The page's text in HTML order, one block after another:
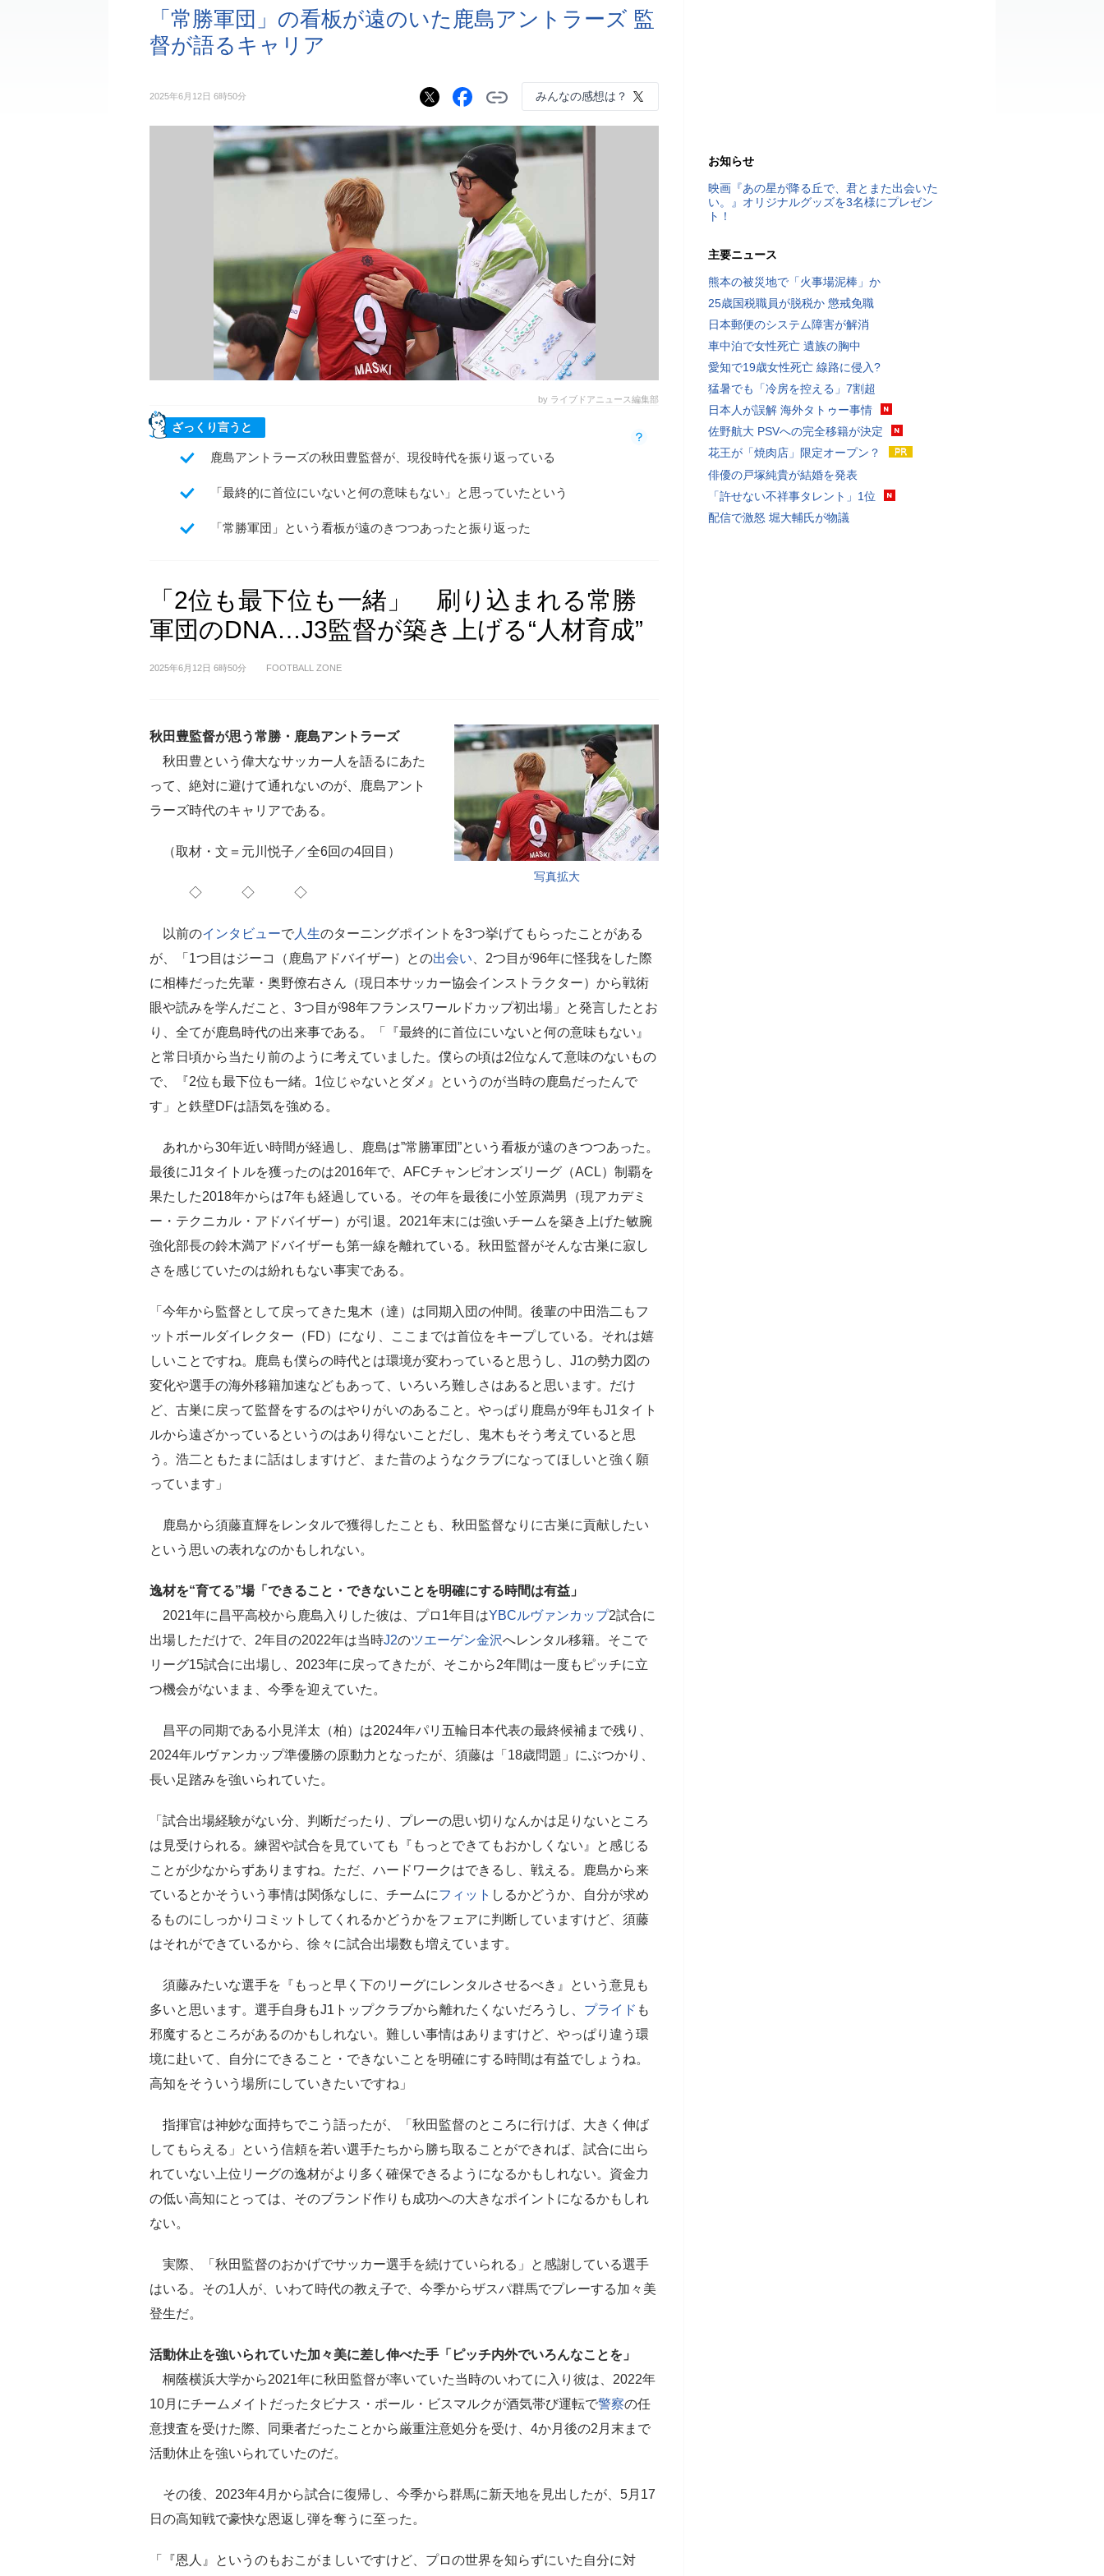
「常勝軍団」の看板が遠のいた鹿島アントラーズ 監
督が語るキャリア
2025年6月12日 6時50分 みんなの感想は？
by ライブドアニュース編集部
ざっくり言うと
鹿島アントラーズの秋田豊監督が、現役時代を振り返っている
「最終的に首位にいないと何の意味もない」と思っていたという
「常勝軍団」という看板が遠のきつつあったと振り返った
「2位も最下位も一緒」 刷り込まれる常勝
軍団のDNA…J3監督が築き上げる“人材育成”
2025年6月12日 6時50分 FOOTBALL ZONE
写真拡大
秋田豊監督が思う常勝・鹿島アントラーズ
秋田豊という偉大なサッカー人を語るにあた
って、絶対に避けて通れないのが、鹿島アント
ラーズ時代のキャリアである。
（取材・文＝元川悦子／全6回の4回目）
◇ ◇ ◇
以前のインタビューで人生のターニングポイントを3つ挙げてもらったことがある
が、「1つ目はジーコ（鹿島アドバイザー）との出会い 、2つ目が96年に怪我をした際
に相棒だった先輩・奥野僚右さん（現日本サッカー協会インストラクター）から戦術
眼や読みを学んだこと、3つ目が98年フランスワールドカップ初出場」と発言したとお
り、全てが鹿島時代の出来事である。「『最終的に首位にいないと何の意味もない』
と常日頃から当たり前のように考えていました。僕らの頃は2位なんて意味のないもの
で、『2位も最下位も一緒。1位じゃないとダメ』というのが当時の鹿島だったんで
す」と鉄壁DFは語気を強める。
あれから30年近い時間が経過し、鹿島は”常勝軍団”という看板が遠のきつつあった。
最後にJ1タイトルを獲ったのは2016年で、AFCチャンピオンズリーグ（ACL）制覇を
果たした2018年からは7年も経過している。その年を最後に小笠原満男（現アカデミ
ー・テクニカル・アドバイザー）が引退。2021年末には強いチームを築き上げた敏腕
強化部長の鈴木満アドバイザーも第一線を離れている。秋田監督がそんな古巣に寂し
さを感じていたのは紛れもない事実である。
「今年から監督として戻ってきた鬼木（達）は同期入団の仲間。後輩の中田浩二もフ
ットボールダイレクター（FD）になり、ここまでは首位をキープしている。それは嬉
しいことですね。鹿島も僕らの時代とは環境が変わっていると思うし、J1の勢力図の
変化や選手の海外移籍加速などもあって、いろいろ難しさはあると思います。だけ
ど、古巣に戻って監督をするのはやりがいのあること。やっぱり鹿島が9年もJ1タイト
ルから遠ざかっているというのはあり得ないことだし、鬼木もそう考えていると思
う。浩二ともたまに話はしますけど、また昔のようなクラブになってほしいと強く願
っています」
鹿島から須藤直輝をレンタルで獲得したことも、秋田監督なりに古巣に貢献したい
という思いの表れなのかもしれない。
逸材を“育てる”場「できること・できないことを明確にする時間は有益」
2021年に昌平高校から鹿島入りした彼は、プロ1年目はYBCルヴァンカップ2試合に
出場しただけで、2年目の2022年は当時J2のツエーゲン金沢へレンタル移籍。そこで
リーグ15試合に出場し、2023年に戻ってきたが、そこから2年間は一度もピッチに立
つ機会がないまま、今季を迎えていた。
昌平の同期である小見洋太（柏）は2024年パリ五輪日本代表の最終候補まで残り、
2024年ルヴァンカップ準優勝の原動力となったが、須藤は「18歳問題」にぶつかり、
長い足踏みを強いられていた。
「試合出場経験がない分、判断だったり、プレーの思い切りなんかは足りないところ
は見受けられる。練習や試合を見ていても『もっとできてもおかしくない』と感じる
ことが少なからずありますね。ただ、ハードワークはできるし、戦える。鹿島から来
ているとかそういう事情は関係なしに、チームにフィット しるかどうか、自分が求め
るものにしっかりコミットしてくれるかどうかをフェアに判断していますけど、須藤
はそれができているから、徐々に試合出場数も増えています。
須藤みたいな選手を『もっと早く下のリーグにレンタルさせるべき』という意見も
多いと思います。選手自身もJ1トップクラブから離れたくないだろうし、 プライド も
邪魔するところがあるのかもしれない。難しい事情はありますけど、やっぱり違う環
境に赴いて、自分にできること・できないことを明確にする時間は有益でしょうね。
高知をそういう場所にしていきたいですね」
指揮官は神妙な面持ちでこう語ったが、「秋田監督のところに行けば、大きく伸ば
してもらえる」という信頼を若い選手たちから勝ち取ることができれば、試合に出ら
れていない上位リーグの逸材がより多く確保できるようになるかもしれない。資金力
の低い高知にとっては、そのブランド作りも成功への大きなポイントになるかもしれ
ない。
実際、「秋田監督のおかげでサッカー選手を続けていられる」と感謝している選手
はいる。その1人が、いわて時代の教え子で、今季からザスパ群馬でプレーする加々美
登生だ。
活動休止を強いられていた加々美に差し伸べた手「ピッチ内外でいろんなことを」
桐蔭横浜大学から2021年に秋田監督が率いていた当時のいわてに入り彼は、2022年
10月にチームメイトだったタビナス・ポール・ビスマルクが酒気帯び運転で警察の任
意捜査を受けた際、同乗者だったことから厳重注意処分を受け、4か月後の2月末まで
活動休止を強いられていたのだ。
その後、2023年4月から試合に復帰し、今季から群馬に新天地を見出したが、5月17
日の高知戦で豪快な恩返し弾を奪うに至った。
「『恩人』というのもおこがましいですけど、プロの世界を知らずにいた自分に対
お知らせ
映画『あの星が降る丘で、君とまた出会いた
い。』オリジナルグッズを3名様にプレゼン
ト！
主要ニュース
熊本の被災地で「火事場泥棒」か
25歳国税職員が脱税か 懲戒免職
日本郵便のシステム障害が解消
車中泊で女性死亡 遺族の胸中
愛知で19歳女性死亡 線路に侵入?
猛暑でも「冷房を控える」7割超
日本人が誤解 海外タトゥー事情
佐野航大 PSVへの完全移籍が決定
花王が「焼肉店」限定オープン？
俳優の戸塚純貴が結婚を発表
「許せない不祥事タレント」1位
配信で激怒 堀大輔氏が物議